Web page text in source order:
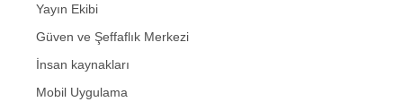
Yayın Ekibi
Güven ve Şeffaflık Merkezi
İnsan kaynakları
Mobil Uygulama